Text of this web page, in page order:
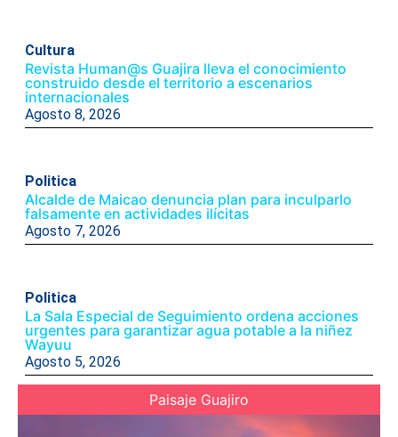
Cultura
Revista Human@s Guajira lleva el conocimiento
construido desde el territorio a escenarios
internacionales
Agosto 8, 2026
Politica
Alcalde de Maicao denuncia plan para inculparlo
falsamente en actividades ilícitas
Agosto 7, 2026
Politica
La Sala Especial de Seguimiento ordena acciones
urgentes para garantizar agua potable a la niñez
Wayuu
Agosto 5, 2026
Paisaje Guajiro